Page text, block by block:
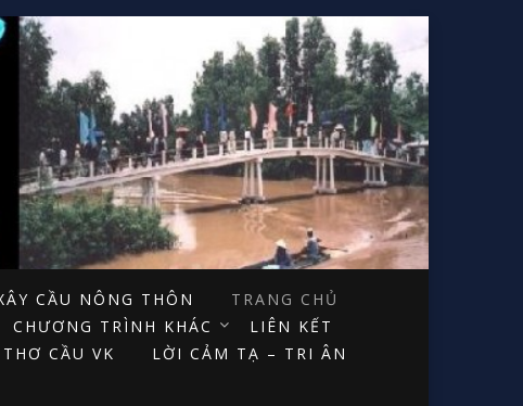
CẦU NÔNG THÔN
TRANG CHỦ
CHƯƠNG TRÌNH KHÁC
LIÊN KẾT
CẦU VK
LỜI CẢM TẠ – TRI ÂN